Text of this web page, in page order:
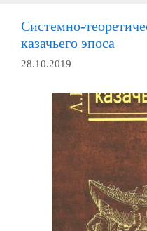
Системно-
казачьего эпоса
28.10.2019